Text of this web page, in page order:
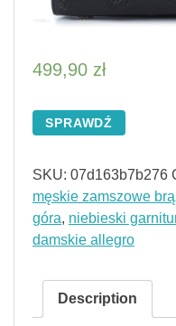
499,90 zł
SPRAWDŹ
SKU: 07d163b7b276
męskie zamszowe
góra, niebieski
damskie allegro
Description